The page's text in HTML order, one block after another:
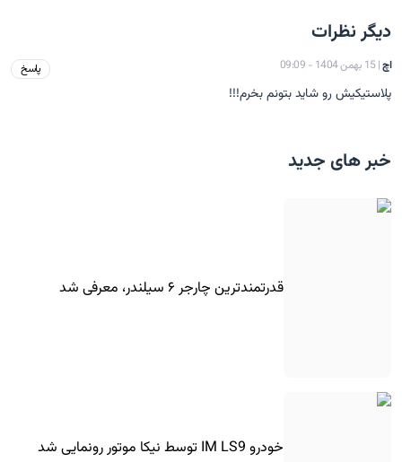
دیگر نظرات
اچ| 15 بهمن 1404 - 09:09
پلاستیکیش رو شاید بتونم بخرم!!!
پاسخ
خبر های جدید
قدرتمندترین چارجر ۶ سیلندر، معرفی شد
خودرو IM LS9 توسط نیکا موتور رونمایی شد